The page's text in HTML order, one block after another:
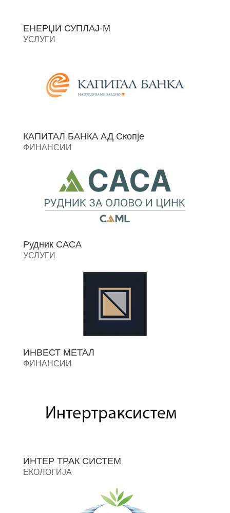
ЕНЕРЏИ СУПЛАЈ-М
УСЛУГИ
КАПИТАЛ БАНКА АД Скопје
ФИНАНСИИ
Рудник САСА
УСЛУГИ
ИНВЕСТ МЕТАЛ
ФИНАНСИИ
ИНТЕР ТРАК СИСТЕМ
ЕКОЛОГИЈА